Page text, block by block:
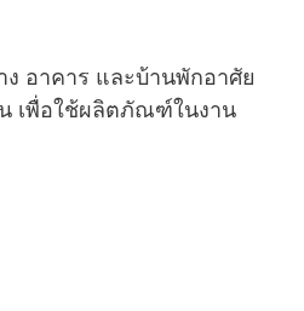
อาคาร และบ้านพักอาศัย
เพื่อใช้ผลิตภัณฑ์ในงาน